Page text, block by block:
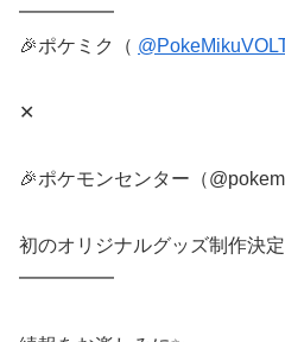
━━━━━
🎉ポケミク（
✕
🎉ポケモンセンター（
初のオリジナルグッズ制作決
━━━━━